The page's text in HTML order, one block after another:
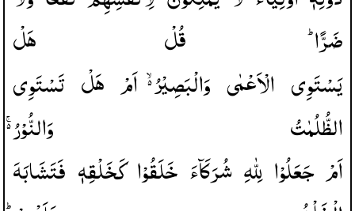
ضَرًّا ؕ
قُلْ
هَلْ
یَسْتَوِی الْاَعْمٰی وَالْبَصِیْرُ ۙ۬ اَمْ هَلْ تَسْتَوِی
الظُّلُمٰتُ
وَالنُّوْرُ ۚ۬
اَمْ جَعَلُوْا لِلّٰهِ شُرَكَآءَ خَلَقُوْا كَخَلْقِهٖ فَتَشَابَهَ